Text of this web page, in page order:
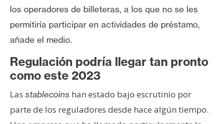
los operadores de billeteras, a los que no se les
permitiría participar en actividades de préstamo,
añade el medio.
Regulación podría llegar tan pronto
como este 2023
Las stablecoins han estado bajo escrutinio por
parte de los reguladores desde hace algún tiempo.